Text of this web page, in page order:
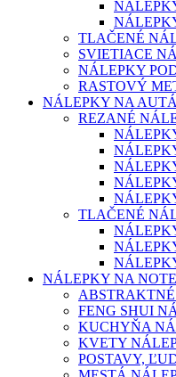
TLAČENÉ
SVIETIACE
NÁLEPKY
RASTOVÝ
NÁLEPKY NA AUTÁ
REZANÉ
TLAČENÉ
NÁLEPKY NA
FENG SHUI
KUCHYŇA
KVETY
POSTAVY,